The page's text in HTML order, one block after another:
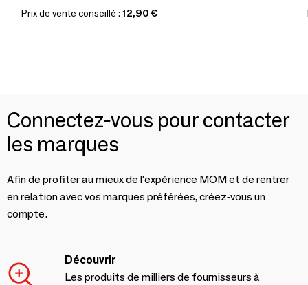
Prix de vente conseillé : 12,90 €
Connectez-vous pour contacter
les marques
Afin de profiter au mieux de l'expérience MOM et de rentrer
en relation avec vos marques préférées, créez-vous un
compte.
Découvrir
Les produits de milliers de fournisseurs à